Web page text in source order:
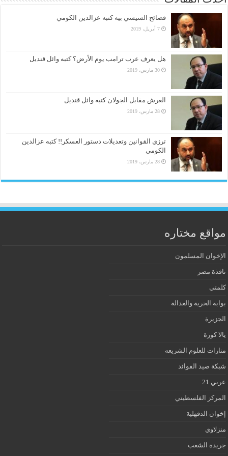
فضائح السيسي بيه كتبه عزالدين الكومي
7 أبريل، 2019
هل يعرف عرب ترامب يوم الأرض؟ كتبه وائل قنديل
30 مارس، 2019
العرش مقابل الجولان كتبه وائل قنديل
28 مارس، 2019
ترزي القوانين وتعديلات دستور العسكر!! كتبه عزالدين
الكومي
28 مارس، 2019
مواقع مختاره
الإخوان المسلمون
نافذة مصر
كلمتي
بوابة الحرية والعدالة
الجزيرة
يالا كورة
منارات للعلوم الشريعه
شبكة صيد الفوائد
عربي 21
المركز الفلسطيني
إخوان الدقهلية
منزلاوي
جريدة الشعب